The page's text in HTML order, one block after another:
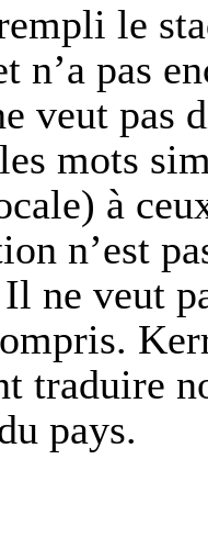
le
n’a pas
veut pas
mots
à
n’est
ne veut
traduire
pays.